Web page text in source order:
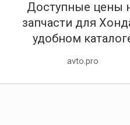
Доступные цены
запчасти для
удобном
avto.pro